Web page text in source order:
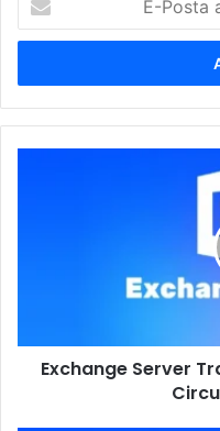
Posta
adresinizi
Exchange Server